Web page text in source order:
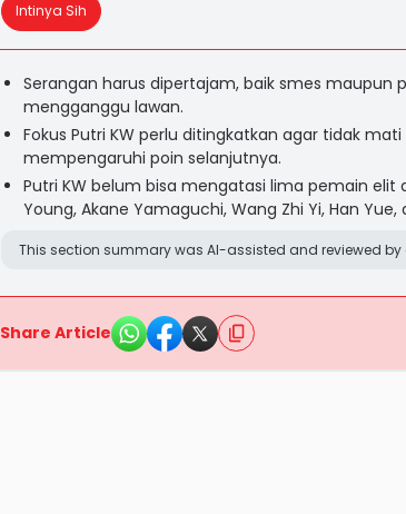
Intinya Sih
Serangan harus dipertajam, baik smes maupun
mengganggu lawan.
Fokus Putri KW perlu ditingkatkan agar tidak mati
mempengaruhi poin selanjutnya.
Putri KW belum bisa mengatasi lima pemain elit
Young, Akane Yamaguchi, Wang Zhi Yi, Han Yue,
This section summary was AI-assisted and reviewed by
Share Article